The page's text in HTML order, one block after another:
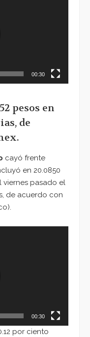
00:30
pesos en
de
cayó frente
en 20.0850
viernes pasado el
de acuerdo con
00:30
por ciento